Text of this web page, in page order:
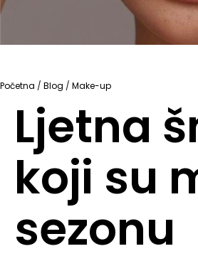
Početna / Blog / Make-up
Ljetna
koji su
sezonu